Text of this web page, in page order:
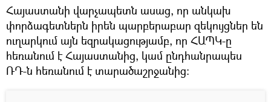
Հայաստանի վարչապետն ասաց, որ անկախ
փորձագետներն իրեն պարբերաբար զեկույցներ են
ուղարկում այն եզրակացությամբ, որ ՀԱՊԿ-ը
հեռանում է Հայաստանից, կամ ընդհանրապես
ՌԴ-ն հեռանում է տարածաշրջանից: